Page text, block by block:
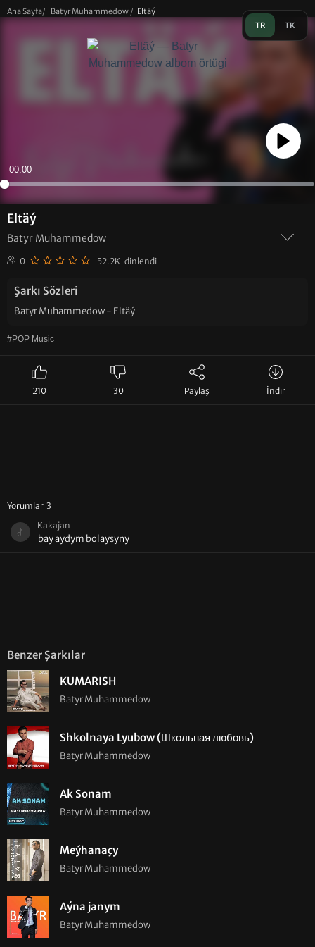
TR TK
Ana Sayfa/ Batyr Muhammedow / Eltäý
Eltäý
Batyr Muhammedow
0 52.2K dinlendi
Şarkı Sözleri
Batyr Muhammedow - Eltäý
#POP Music
210 30 Paylaş İndir
Yorumlar 3
Kakajan
bay aydym bolaysyny
Benzer Şarkılar
KUMARISH
Batyr Muhammedow
Shkolnaya Lyubow (Школьная любовь)
Batyr Muhammedow
Ak Sonam
Batyr Muhammedow
Meýhanaçy
Batyr Muhammedow
Aýna janym
Batyr Muhammedow
Play
00:00